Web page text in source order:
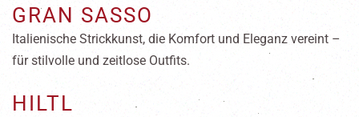
GRAN SASSO
Italienische Strickkunst, die Komfort und Eleganz vereint –
für stilvolle und zeitlose Outfits.
HILTL